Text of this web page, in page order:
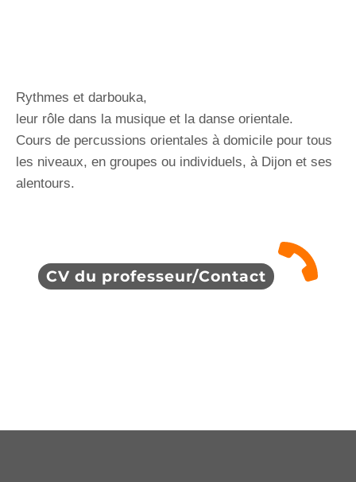
Rythmes et darbouka,
leur rôle dans la musique et la danse orientale.
Cours de percussions orientales à domicile pour tous
les niveaux, en groupes ou individuels, à Dijon et ses
alentours.
CV du professeur/Contact